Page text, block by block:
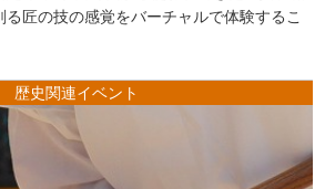
匠の技の感覚をバーチャルで体験するこ
歴史関連イベント